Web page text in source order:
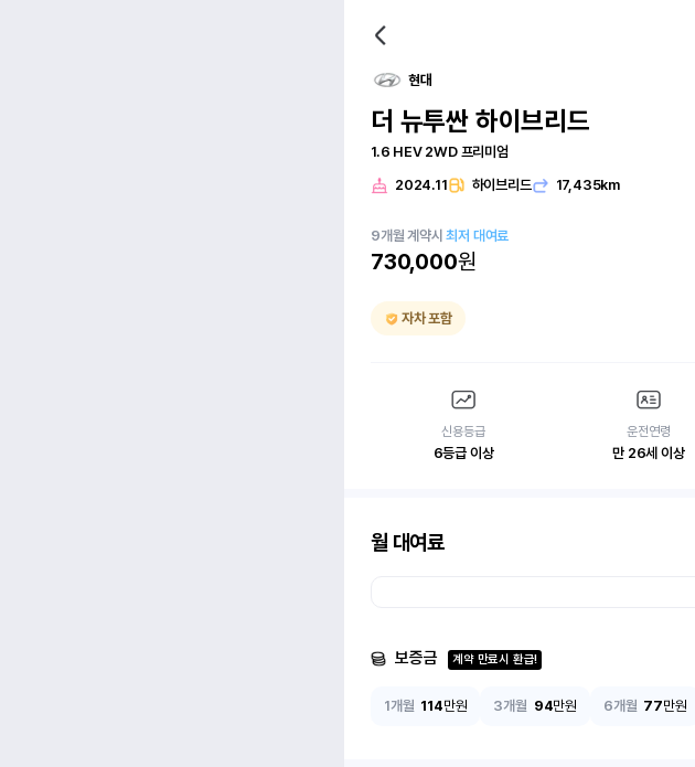
현대
더 뉴투싼 하이브리드
1.6 HEV 2WD 프리미엄
2024.11 하이브리드 17,435km
9개월 계약시최저 대여료
730,000원
자차 포함
신용등급
6등급 이상
운전연령
만 26세 이상
월 대여료
보증금 계약 만료시 환급!
1개월 114만원 3개월 94만원 6개월 77만원